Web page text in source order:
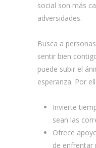
social son más
adversidades.
Busca a
sentir bien
puede subir el
esperanza. Por
Invierte
sean las
Ofrece
de enfrentar